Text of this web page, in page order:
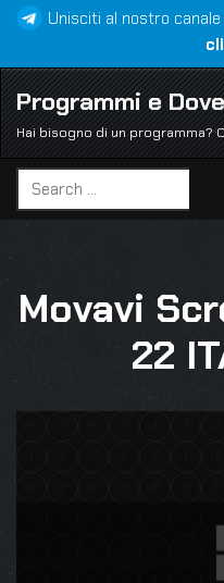
al
contenuto
Unisciti al nostro
Programmi e
Hai bisogno di un programma?
Movavi
22